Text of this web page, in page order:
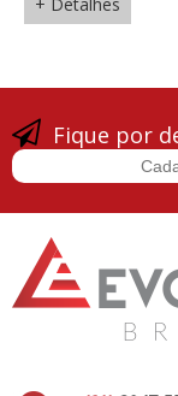
Fique por